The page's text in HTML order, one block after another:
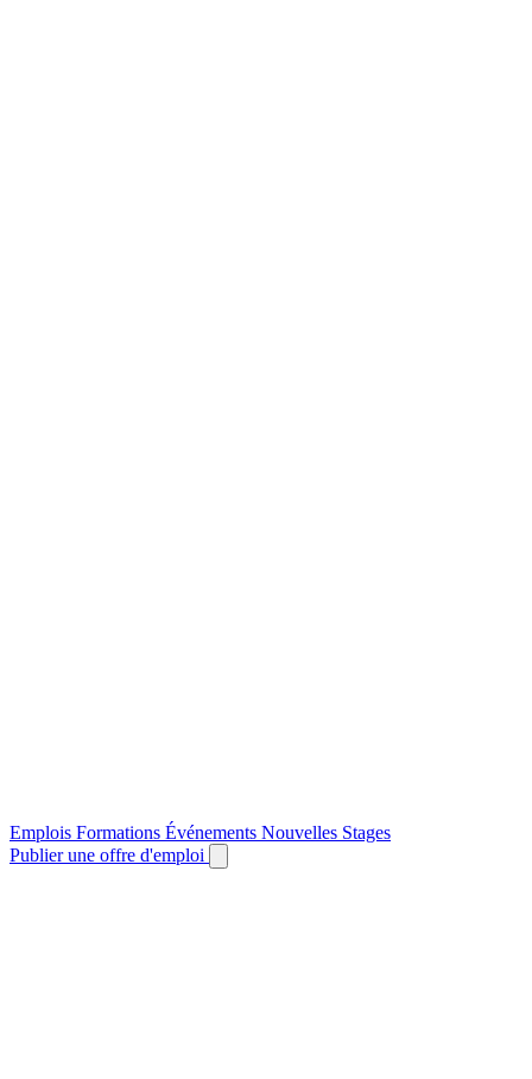
Emplois Formations Événements Nouvelles Stages
Publier une offre d'emploi